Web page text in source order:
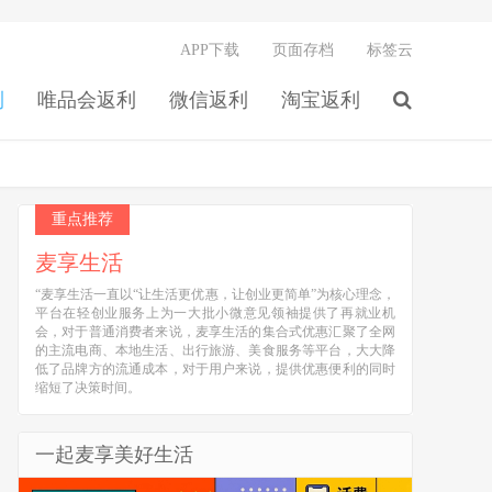
唯品会返利 微信返利 淘宝返利
APP下载 页面存档 标签云
重点推荐
麦享生活
“麦享生活一直以“让生活更优惠，让创业更简单”为核心理念，
平台在轻创业服务上为一大批小微意见领袖提供了再就业机
会，对于普通消费者来说，麦享生活的集合式优惠汇聚了全网
的主流电商、本地生活、出行旅游、美食服务等平台，大大降
低了品牌方的流通成本，对于用户来说，提供优惠便利的同时
缩短了决策时间。
一起麦享美好生活